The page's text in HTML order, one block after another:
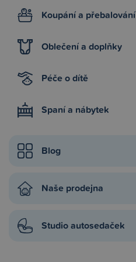
Koupání a přebalování
Oblečení a doplňky
Péče o dítě
Spaní a nábytek
Blog
Naše prodejna
Studio autosedaček